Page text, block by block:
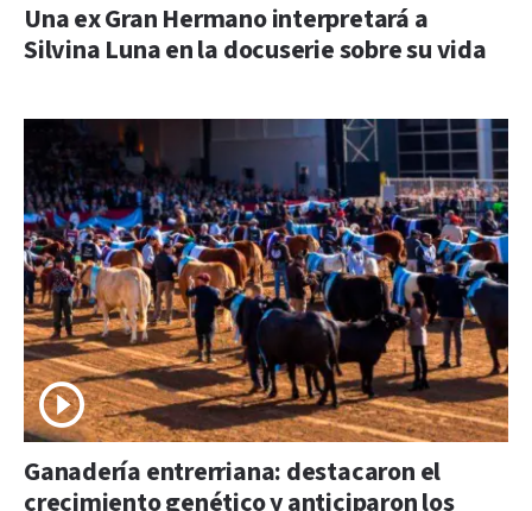
Una ex Gran Hermano interpretará a
Silvina Luna en la docuserie sobre su vida
Ganadería entrerriana: destacaron el
crecimiento genético y anticiparon los